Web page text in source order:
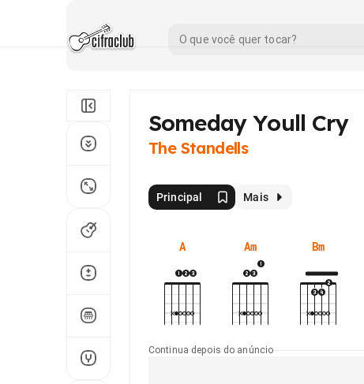
Someday Youll Cry
The Standells
Principal Mais
A Am Bm
Continua depois do anúncio